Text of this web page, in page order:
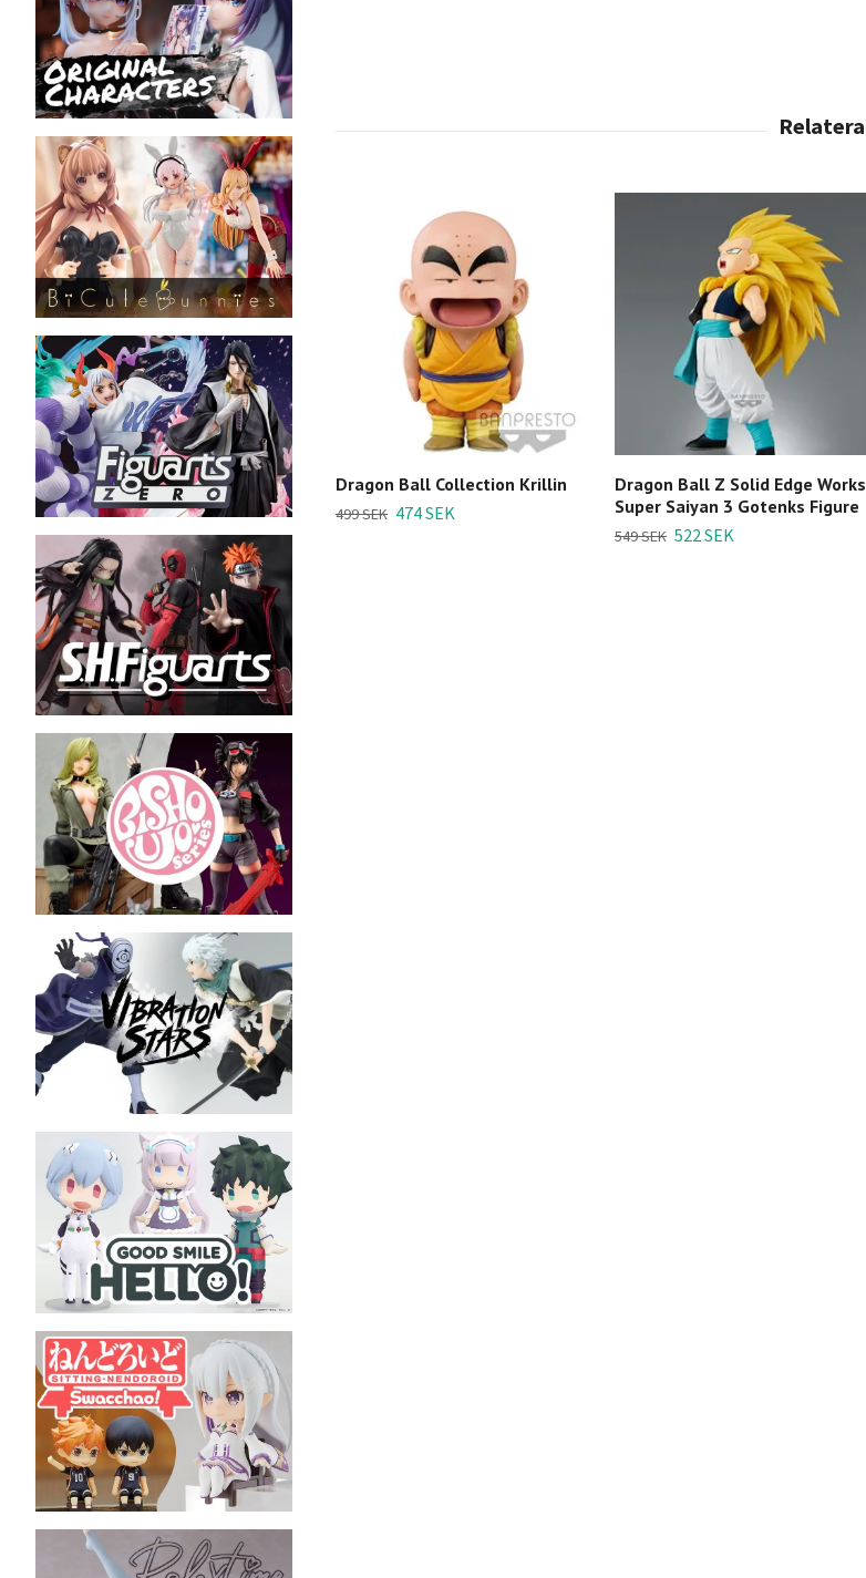
Dragon Ball Collection Krillin
499 SEK 474 SEK
Dragon Ball Z Solid Edge Works
Super Saiyan 3 Gotenks Figure
549 SEK 522 SEK